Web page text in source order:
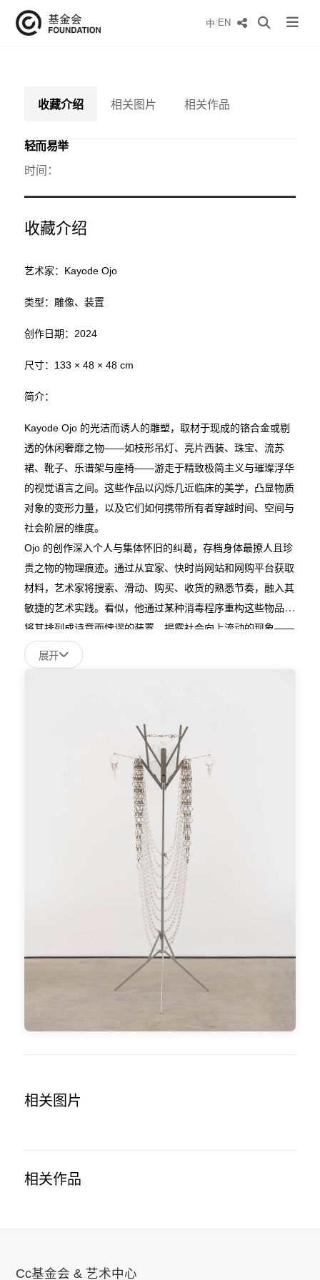
中/EN
收藏介绍 相关图片 相关作品
轻而易举
时间：
收藏介绍
艺术家：Kayode Ojo
类型：雕像、装置
创作日期：2024
尺寸：133 × 48 × 48 cm
简介：
Kayode Ojo 的光洁而诱人的雕塑，取材于现成的铬合金或剔
透的休闲奢靡之物——如枝形吊灯、亮片西装、珠宝、流苏
裙、靴子、乐谱架与座椅——游走于精致极简主义与璀璨浮华
的视觉语言之间。这些作品以闪烁几近临床的美学，凸显物质
对象的变形力量，以及它们如何携带所有者穿越时间、空间与
社会阶层的维度。
Ojo 的创作深入个人与集体怀旧的纠葛，存档身体最撩人且珍
贵之物的物理痕迹。通过从宜家、快时尚网站和网购平台获取
材料，艺术家将搜索、滑动、购买、收货的熟悉节奏，融入其
敏捷的艺术实践。看似，他通过某种消毒程序重构这些物品，
将其排列成诗意而悖谬的装置，揭露社会向上流动的现象——
它既是归属感的推手，亦是不安的源头。
展开
相关图片
相关作品
Cc基金会 & 艺术中心